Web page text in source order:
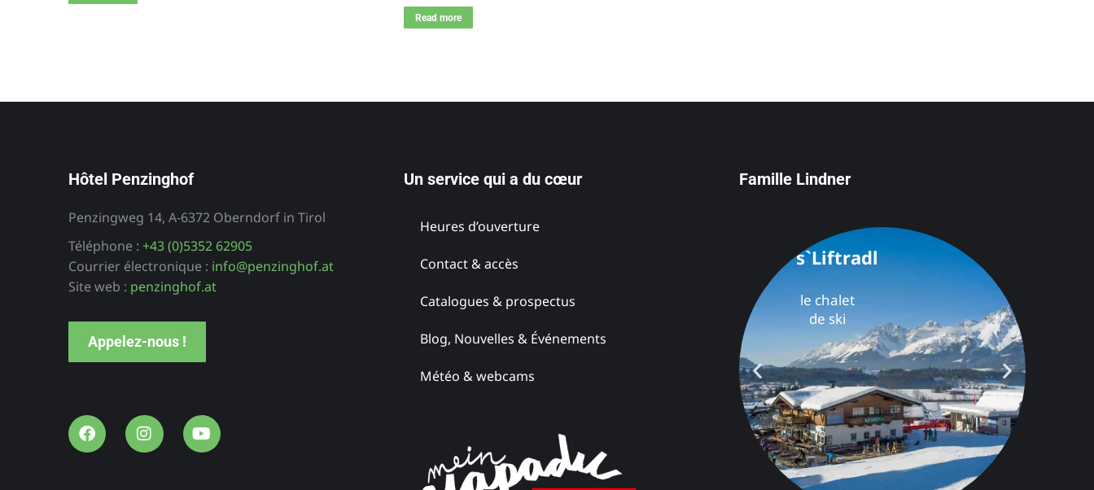
Read more
Hôtel Penzinghof
Penzingweg 14, A-6372 Oberndorf in Tirol
Téléphone : +43 (0)5352 62905
Courrier électronique : info@penzinghof.at
Site web : penzinghof.at
Appelez-nous !
Un service qui a du cœur
Heures d’ouverture
Contact & accès
Catalogues & prospectus
Blog, Nouvelles & Événements
Météo & webcams
Famille Lindner
Hôtel
Örtlerhof
s`Liftradl
le chalet
de ski